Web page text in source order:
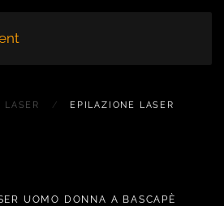
LASER
EPILAZIONE LASER
UOMO DONNA A BASCAPÈ